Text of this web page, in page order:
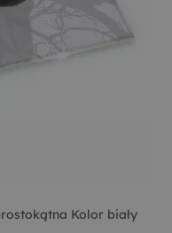
Kolor biały